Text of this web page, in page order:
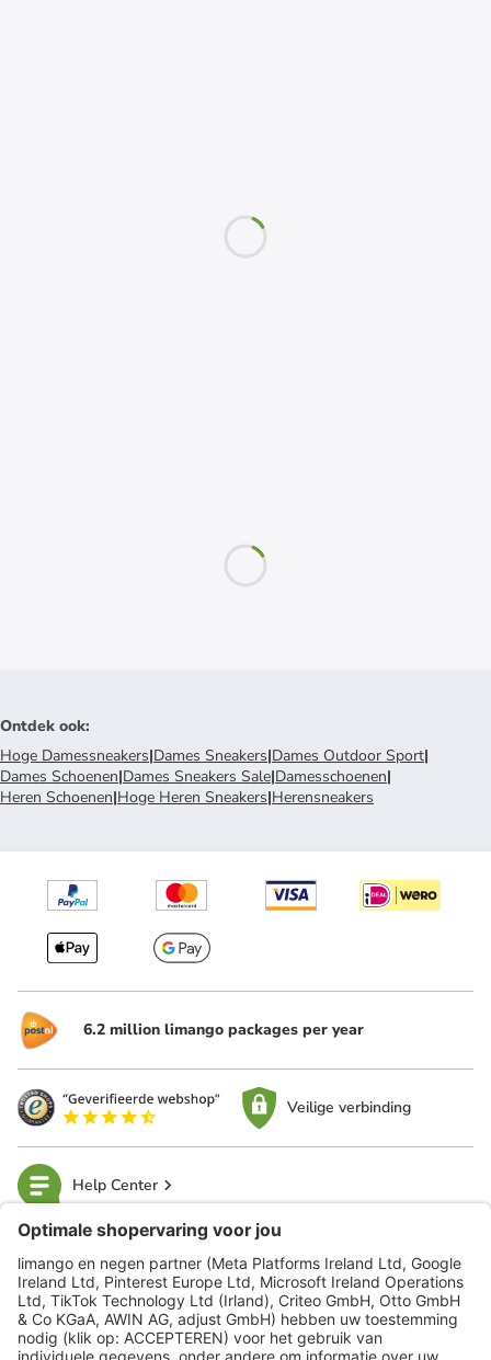
Ontdek ook:
Hoge Damessneakers|Dames Sneakers|Dames Outdoor Sport|
Dames Schoenen|Dames Sneakers Sale|Damesschoenen|
Heren Schoenen|Hoge Heren Sneakers|Herensneakers
6.2 million limango packages per year
Veilige verbinding
Help Center
limango
Veilig winkelen